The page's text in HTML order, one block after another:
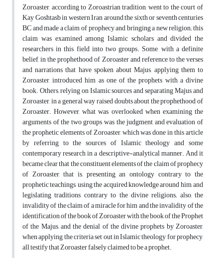
Zoroaster, according to Zoroastrian tradition, went to the court of
Kay Goshtasb in western Iran around the sixth or seventh centuries
BC and made a claim of prophecy and bringing a new religion; this
claim was examined among Islamic scholars and divided the
researchers in this field into two groups. Some, with a definite
belief, in the prophethood of Zoroaster and reference to the verses
and narrations that have spoken about Majus, applying them to
Zoroaster, introduced him as one of the prophets with a divine
book. Others, relying on Islamic sources and separating Majus and
Zoroaster, in a general way raised doubts about the prophethood of
Zoroaster. However, what was overlooked when examining the
arguments of the two groups was the judgment and evaluation of
the prophetic elements of Zoroaster, which was done in this article
by referring to the sources of Islamic theology and some
contemporary research in a descriptive-analytical manner. And it
became clear that the constituent elements of the claim of prophecy
of Zoroaster, that is, presenting an ontology contrary to the
prophetic teachings, using the acquired knowledge around him, and
legislating traditions contrary to the divine religions; also, the
invalidity of the claim of a miracle for him and the invalidity of the
identification of the book of Zoroaster with the book of the Prophet
of the Majus, and the denial of the divine prophets by Zoroaster,
when applying the criteria set out in Islamic theology for prophecy,
all testify that Zoroaster falsely claimed to be a prophet.